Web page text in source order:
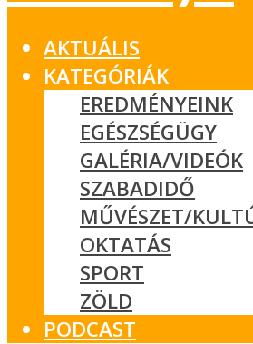
AKTUÁLIS
KATEGÓRIÁK
EREDMÉNYEINK
EGÉSZSÉGÜGY
GALÉRIA/VIDEÓK
SZABADIDŐ
MŰVÉSZET/
OKTATÁS
SPORT
ZÖLD
PODCAST